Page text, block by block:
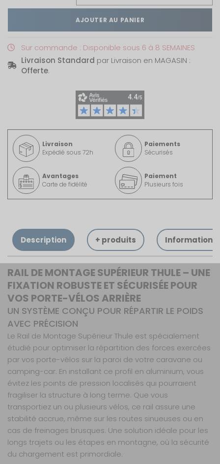
AJOUTER AU PANIER
Sur commande : Disponible sous 6 à 8 SEMAINES
Livraison Standard par Livraison en MAGASIN :
Offerte.
Livraison
Expédié sous 72h
Paiements
Sécurisés
Avantages
Carte de fidélité
Paiement
Plusieurs fois
Description + produits Informations
RAIL DE MONTAGE SUPÉRIEUR THULE – UNE
FIXATION ROBUSTE ET SÉCURISÉE POUR
VOS PORTE-VÉLOS ARRIÈRE
UN SYSTÈME CONÇU POUR RÉPARTIR LE POIDS
AVEC PRÉCISION
Le Rail de Montage Supérieur Thule est spécialement
étudié pour optimiser la répartition des forces exercées
par vos porte-vélos sur la paroi de votre caravane ou
camping-car. En installant ce profil en aluminium, vous
évitez les points de pression localisés qui pourraient
fragiliser la structure à long terme. Que vous
transportiez un ou plusieurs vélos, ce rail assure une
stabilité accrue, même sur les routes sinueuses ou en
cas de freinages brusques. Une solution idéale pour les
longs trajets ou les étapes en montagne, où la sécurité
du chargement est primordiale.